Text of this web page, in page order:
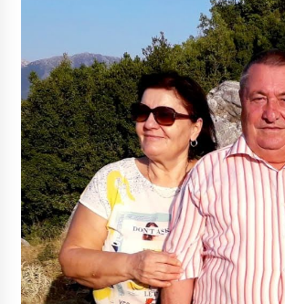
Mbi kockat e martirëve ngrihet Atdheu
17/10/2025
Gazeta Kallarati nr. 115
14/10/2025
Faksimilet e një 83 vjetori lufte: Çfarë shkruan
Vexhi Buharaja për Heroin e Popullit, Mumin
Selami.
04/10/2025
KALLARATI NË AKSIONET KOMBËTARE PËR
RINDËRTIMIN E VENDIT – NGA ÇIZE XHAFERAJ